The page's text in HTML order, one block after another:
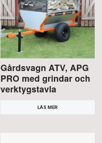
Gårdsvagn ATV, APG
PRO med grindar och
verktygstavla
LÄS MER